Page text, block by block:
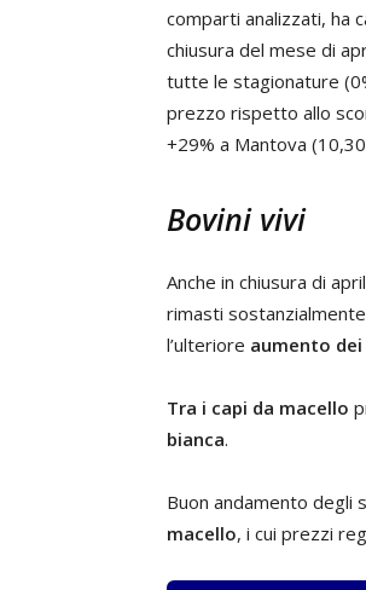
comparti analizzati, ha
chiusura del mese di
tutte le stagionature
prezzo rispetto allo
+29% a Mantova
Bovini vivi
Anche in chiusura di
rimasti
l’ulteriore aumento
Tra i capi da macello
bianca.
Buon andamento degli
macello, i cui prezzi